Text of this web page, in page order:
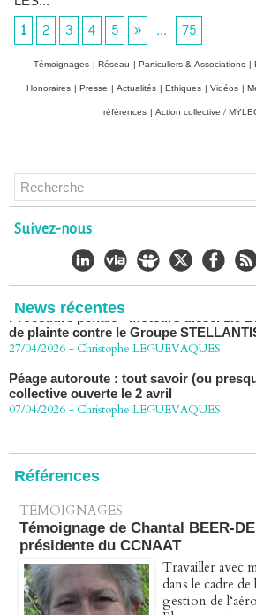
1
2 3 4 5 » ... 75
Témoignages | Réseau | Particuliers & Associations |
Honoraires | Presse | Actualités | Ethiques | Vidéos |
références | Action collective /
Suivez-nous
News récentes
Chlordécone : un non-lieu confirmé, la
CHLORDÉCONE Déclaration de Me
LÈGUEVAQUES (CLE), avocat de
décision de confirmation du non-lieu
22/06/2026
Chlordécone : une loi qui reconnaît, un
-Christophe LEGUEVAQUES
de plainte contre le Groupe STELLANTIS
27/04/2026 - Christophe LEGUEVAQUES
Péage autoroute : tout savoir (ou
collective ouverte le 2 avril
07/04/2026 -Christophe LEGUEVAQUES
Références
TÉMOIGNAGES
Témoignage de Chantal BEER-
présidente du CCNAAT
Travailler avec
dans le cadre
gestion de